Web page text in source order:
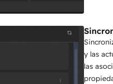
y flujos de trabajo
de los clientes con recursos
base de clientes, necesita
mejores prácticas de CS
y las
las